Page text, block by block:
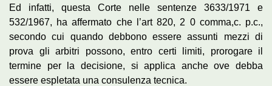
Ed infatti, questa Corte nelle sentenze 3633/1971 e
532/1967, ha affermato che l’art 820, 2 0 comma,c. p.c.,
secondo cui quando debbono essere assunti mezzi di
prova gli arbitri possono, entro certi limiti, prorogare il
termine per la decisione, si applica anche ove debba
essere espletata una consulenza tecnica.